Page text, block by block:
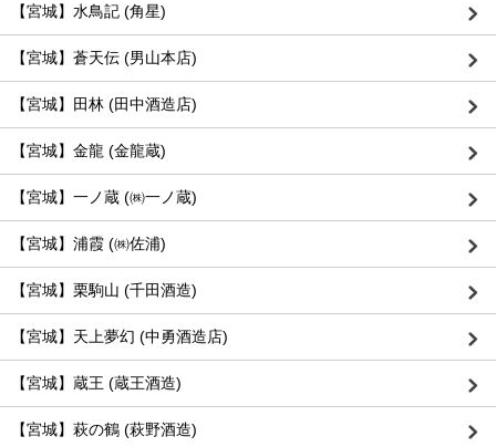
【宮城】水鳥記 (角星)
【宮城】蒼天伝 (男山本店)
【宮城】田林 (田中酒造店)
【宮城】金龍 (金龍蔵)
【宮城】一ノ蔵 (㈱一ノ蔵)
【宮城】浦霞 (㈱佐浦)
【宮城】栗駒山 (千田酒造)
【宮城】天上夢幻 (中勇酒造店)
【宮城】蔵王 (蔵王酒造)
【宮城】萩の鶴 (萩野酒造)